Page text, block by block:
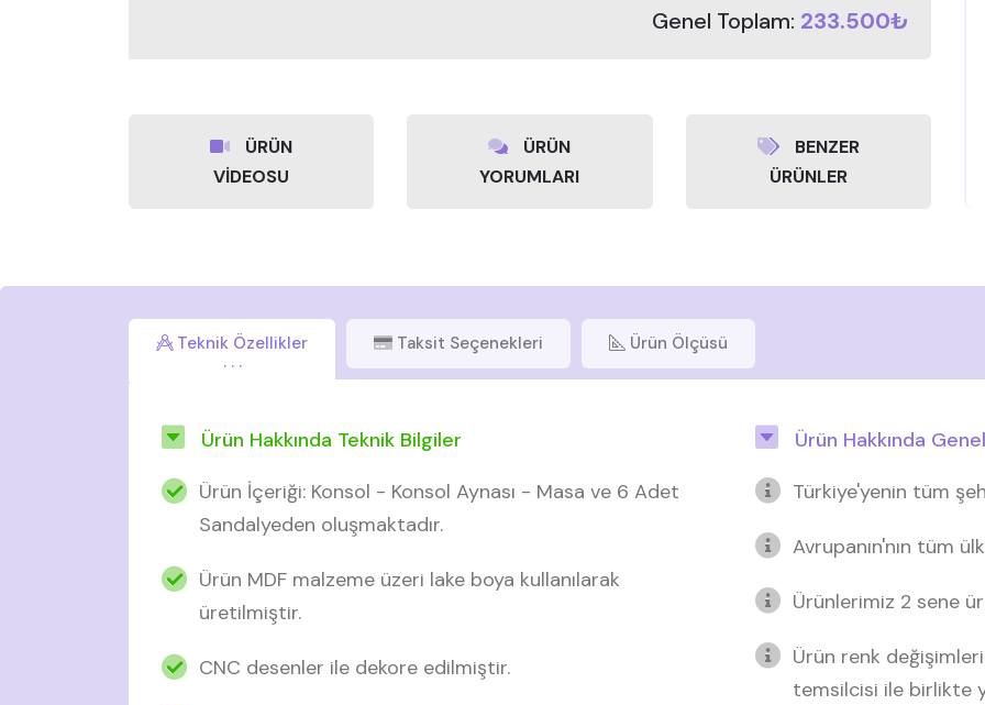
Genel Toplam: 233.500₺
ÜRÜN
VİDEOSU
ÜRÜN
YORUMLARI
BENZER
ÜRÜNLER
Teknik Özellikler Taksit Seçenekleri Ürün Ölçüsü
Ürün Hakkında Teknik Bilgiler
Ürün İçeriği: Konsol - Konsol Aynası - Masa ve 6 Adet
Sandalyeden oluşmaktadır.
Ürün MDF malzeme üzeri lake boya kullanılarak
üretilmiştir.
CNC desenler ile dekore edilmiştir.
Ürün Hakkında
Türkiye'yenin tüm
Avrupanın'nın tüm
Ürünlerimiz 2 sene
Ürün renk
temsilcisi ile birlikte